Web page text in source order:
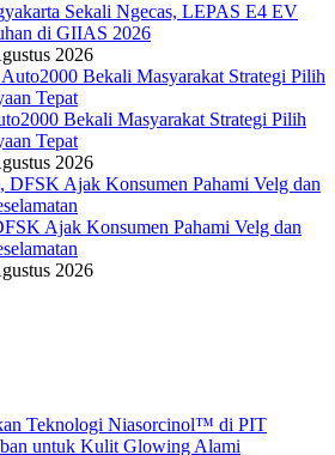
Sekali Ngecas, LEPAS E4 EV
di GIIAS 2026
2026
Bekali Masyarakat Strategi Pilih
Tepat
2026
Ajak Konsumen Pahami Velg dan
2026